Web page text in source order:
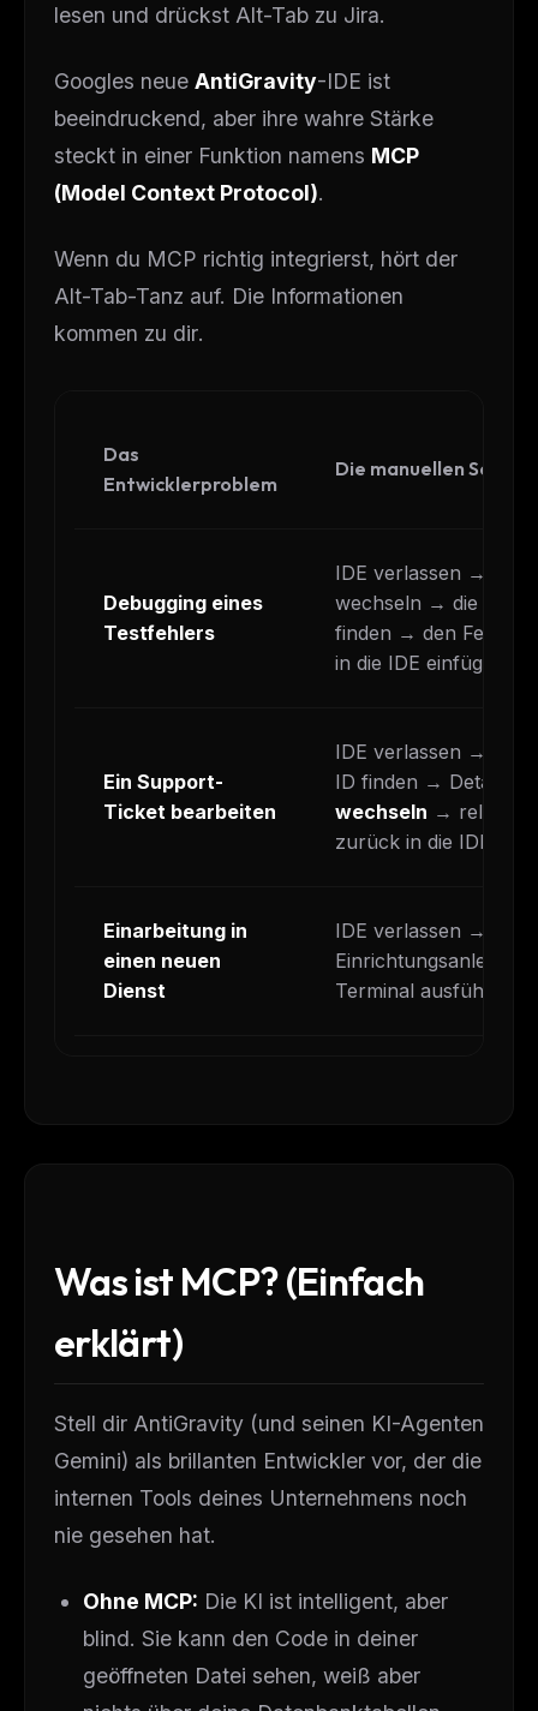
lesen und drückst Alt-Tab zu Jira.
Googles neue AntiGravity-IDE ist
beeindruckend, aber ihre wahre Stärke
steckt in einer Funktion namens MCP
(Model Context Protocol).
Wenn du MCP richtig integrierst, hört der
Alt-Tab-Tanz auf. Die Informationen
kommen zu dir.
Das
Entwicklerproblem
Die manuellen Schritte
Debugging eines
Testfehlers
IDE verlassen → zu
wechseln → die
finden → den
in die IDE einfügen.
Ein Support-
Ticket bearbeiten
IDE verlassen →
ID finden → Details
wechseln →
zurück in die IDE
Einarbeitung in
einen neuen
Dienst
IDE verlassen →
Terminal ausführen.
Was ist MCP? (Einfach
erklärt)
Stell dir AntiGravity (und seinen KI-Agenten
Gemini) als brillanten Entwickler vor, der die
internen Tools deines Unternehmens noch
nie gesehen hat.
Ohne MCP: Die KI ist intelligent, aber
blind. Sie kann den Code in deiner
geöffneten Datei sehen, weiß aber